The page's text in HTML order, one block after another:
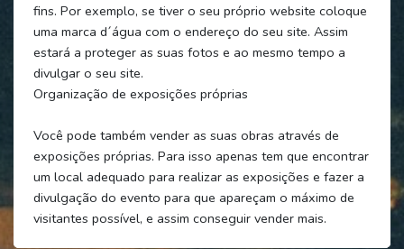
fins. Por exemplo, se tiver o seu próprio website coloque
uma marca d´água com o endereço do seu site. Assim
estará a proteger as suas fotos e ao mesmo tempo a
divulgar o seu site.
Organização de exposições próprias
Você pode também vender as suas obras através de
exposições próprias. Para isso apenas tem que encontrar
um local adequado para realizar as exposições e fazer a
divulgação do evento para que apareçam o máximo de
visitantes possível, e assim conseguir vender mais.